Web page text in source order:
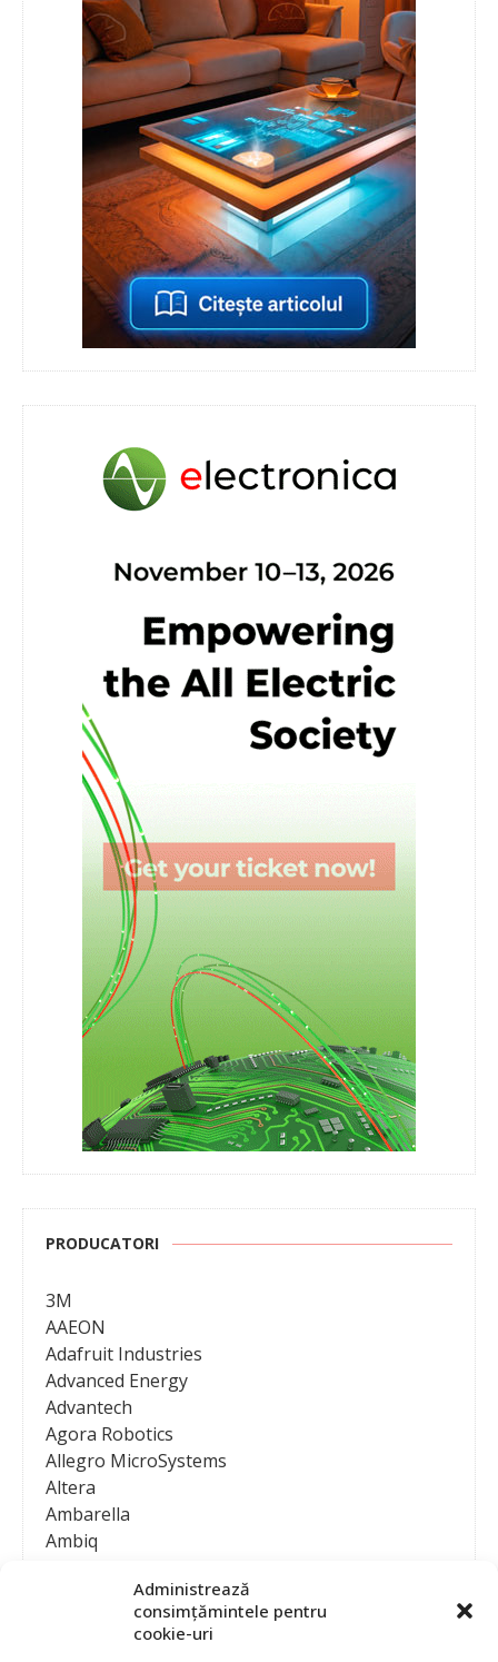
Administrează
consimțămintele pentru
cookie-uri
PRODUCATORI
3M
AAEON
Adafruit Industries
Advanced Energy
Advantech
Agora Robotics
Allegro MicroSystems
Altera
Ambarella
Ambiq
Analog Devices
Anritsu Corporation